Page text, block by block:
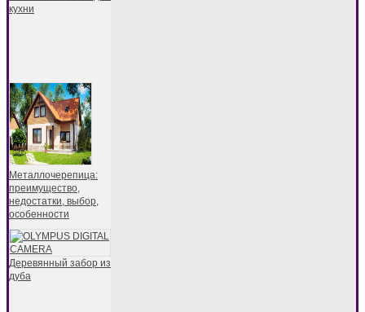
кухни
Металлочерепица:
преимущество,
недостатки, выбор,
особенности
Деревянный забор из
дуба